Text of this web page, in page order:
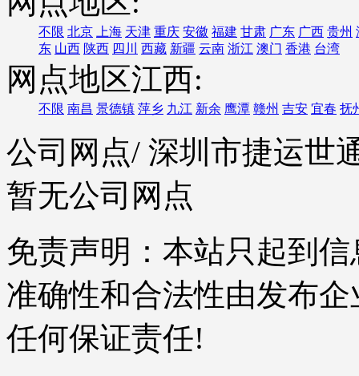
不限 北京 上海 天津 重庆 安徽 福建 甘肃 广东 广西 贵州
东 山西 陕西 四川 西藏 新疆 云南 浙江 澳门 香港 台湾
网点地区江西:
不限 南昌 景德镇 萍乡 九江 新余 鹰潭 赣州 吉安 宜春 抚
公司网点/ 深圳市捷运世
暂无公司网点
免责声明：本站只起到
准确性和合法性由发布
任何保证责任!